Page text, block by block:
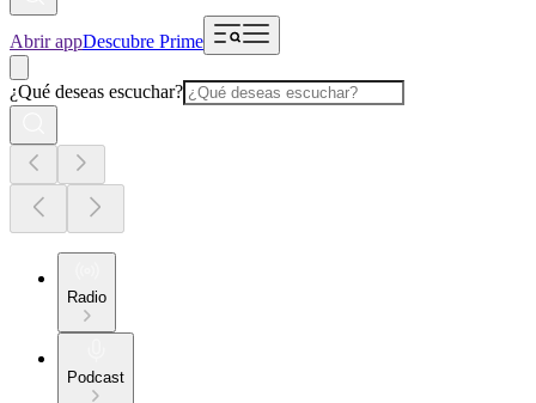
Abrir appDescubre Prime
¿Qué deseas escuchar?
Radio
Podcast